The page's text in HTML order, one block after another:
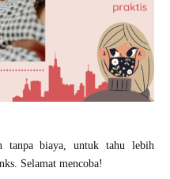
tanpa biaya, untuk tahu lebih
Selamat mencoba!